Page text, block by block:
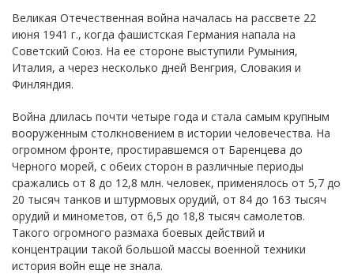
Великая Отечественная война началась на рассвете 22
июня 1941 г., когда фашистская Германия напала на
Советский Союз. На ее стороне выступили Румыния,
Италия, а через несколько дней Венгрия, Словакия и
Финляндия.
Война длилась почти четыре года и стала самым крупным
вооруженным столкновением в истории человечества. На
огромном фронте, простиравшемся от Баренцева до
Черного морей, с обеих сторон в различные периоды
сражались от 8 до 12,8 млн. человек, применялось от 5,7 до
20 тысяч танков и штурмовых орудий, от 84 до 163 тысяч
орудий и минометов, от 6,5 до 18,8 тысяч самолетов.
Такого огромного размаха боевых действий и
концентрации такой большой массы военной техники
история войн еще не знала.